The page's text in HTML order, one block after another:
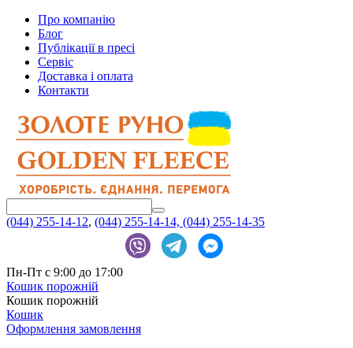
Про компанію
Блог
Публікації в пресі
Сервіс
Доставка і оплата
Контакти
(044) 255-14-12, (044) 255-14-14, (044) 255-14-35
Пн-Пт с 9:00 до 17:00
Кошик порожній
Кошик порожній
Кошик
Оформлення замовлення